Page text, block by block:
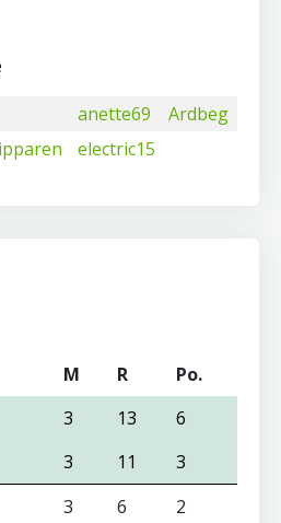
anette69
Ardbeg
electric15
M R
Po.
3 13
6
3 11
3
3 6
2